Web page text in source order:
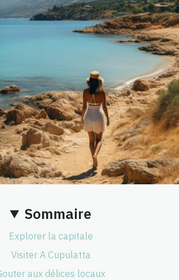
Sommaire
Explorer la capitale
Visiter A Cupulatta
aux délices locaux